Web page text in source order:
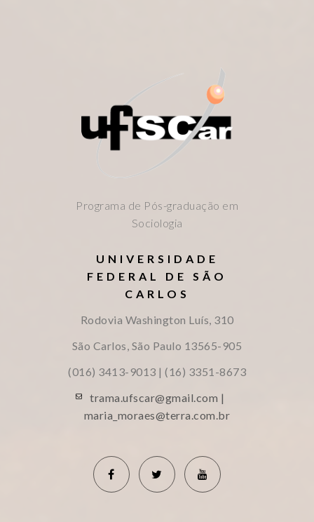
Programa de Pós-graduação em
Sociologia
UNIVERSIDADE
FEDERAL DE SÃO
CARLOS
Rodovia Washington Luís, 310
São Carlos, São Paulo 13565-905
(016) 3413-9013 | (16) 3351-8673
trama.ufscar@gmail.com |
maria_moraes@terra.com.br